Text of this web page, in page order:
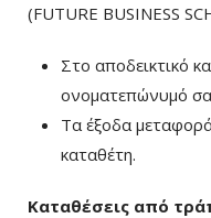
(FUTURE BUSINESS
Στο αποδεικτικό
ονοματεπώνυμό
Τα έξοδα
καταθέτη.
Καταθέσεις από